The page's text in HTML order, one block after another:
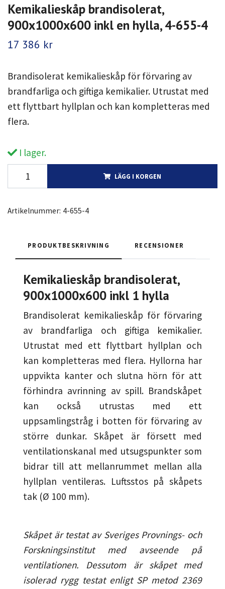
Kemikalieskåp brandisolerat,
900x1000x600 inkl en hylla, 4-655-4
17 386 kr
Brandisolerat kemikalieskåp för förvaring av
brandfarliga och giftiga kemikalier. Utrustat med
ett flyttbart hyllplan och kan kompletteras med
flera.
I lager.
LÄGG I KORGEN
Artikelnummer: 4-655-4
PRODUKTBESKRIVNING RECENSIONER
Kemikalieskåp brandisolerat,
900x1000x600 inkl 1 hylla
Brandisolerat kemikalieskåp för förvaring
av brandfarliga och giftiga kemikalier.
Utrustat med ett flyttbart hyllplan och
kan kompletteras med flera. Hyllorna har
uppvikta kanter och slutna hörn för att
förhindra avrinning av spill. Brandskåpet
kan också utrustas med ett
uppsamlingstråg i botten för förvaring av
större dunkar. Skåpet är försett med
ventilationskanal med utsugspunkter som
bidrar till att mellanrummet mellan alla
hyllplan ventileras. Luftsstos på skåpets
tak (Ø 100 mm).
Skåpet är testat av Sveriges Provnings- och
Forskningsinstitut med avseende på
ventilationen. Dessutom är skåpet med
isolerad rygg testat enligt SP metod 2369